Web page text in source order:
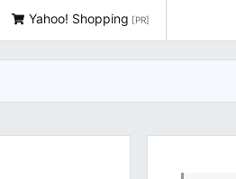
Yahoo! Shopping [PR]